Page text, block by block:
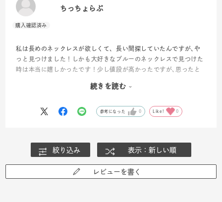
ちっちょらぶ
私は長めのネックレスが欲しくて、長い間探していたんですが､や
っと見つけました！しかも大好きなブルーのネックレスで見つけた
時は本当に嬉しかったです！少し値段が高かったですが､思ったと
です。私は４℃とカナル4℃が大好きなのでまた買わせていただき
続きを読む
参考になった 0 Like! 0
絞り込み 表示：新しい順
レビューを書く